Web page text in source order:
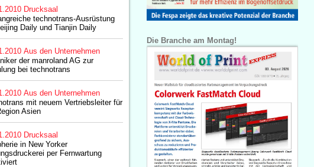
Drucksaal
technotrans-Ausrüstung
Daily und Tianjin Daily
Aus den Unternehmen
der manroland AG zur
bei technotrans
Aus den Unternehmen
mit neuem Vertriebsleiter für
Asien
Drucksaal
in New Yorker
per Fernwartung
Die Branche am Montag!